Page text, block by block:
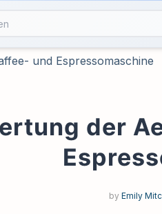
und Espressomaschine
der
by Emily